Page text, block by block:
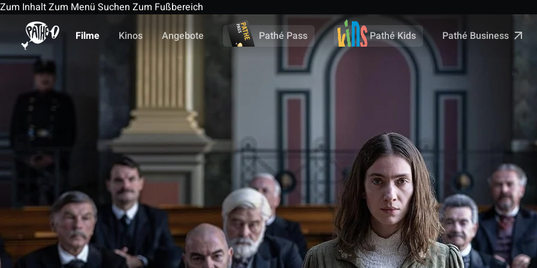
Zum InhaltZum Menü Suchen Zum Fußbereich
Filme
Kinos Angebote Pathé Pass Pathé Kids Pathé Business